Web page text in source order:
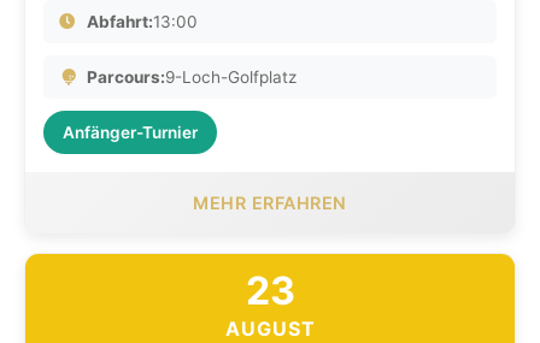
Abfahrt:13:00
Parcours:9-Loch-Golfplatz
Anfänger-Turnier
MEHR ERFAHREN
23
AUGUST